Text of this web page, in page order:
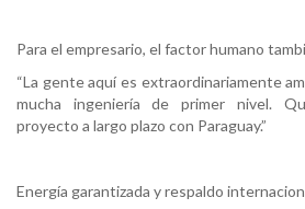
Para el empresario, el factor humano
“La gente aquí es extraordinariamente
mucha ingeniería de primer nivel.
proyecto a largo plazo con Paraguay.”
Energía garantizada y respaldo